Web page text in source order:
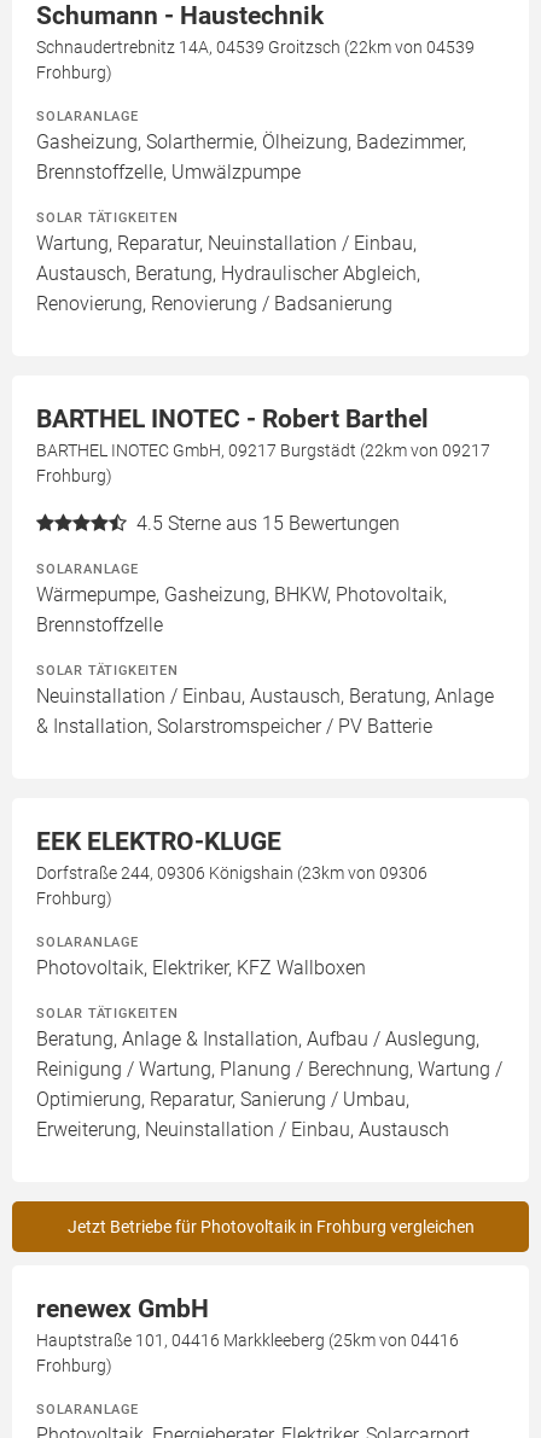
Schumann - Haustechnik
Schnaudertrebnitz 14A, 04539 Groitzsch (22km von 04539
Frohburg)
SOLARANLAGE
Gasheizung, Solarthermie, Ölheizung, Badezimmer,
Brennstoffzelle, Umwälzpumpe
SOLAR TÄTIGKEITEN
Wartung, Reparatur, Neuinstallation / Einbau,
Austausch, Beratung, Hydraulischer Abgleich,
Renovierung, Renovierung / Badsanierung
BARTHEL INOTEC - Robert Barthel
BARTHEL INOTEC GmbH, 09217 Burgstädt (22km von 09217
Frohburg)
4.5 Sterne aus 15 Bewertungen
SOLARANLAGE
Wärmepumpe, Gasheizung, BHKW, Photovoltaik,
Brennstoffzelle
SOLAR TÄTIGKEITEN
Neuinstallation / Einbau, Austausch, Beratung, Anlage
& Installation, Solarstromspeicher / PV Batterie
EEK ELEKTRO-KLUGE
Dorfstraße 244, 09306 Königshain (23km von 09306
Frohburg)
SOLARANLAGE
Photovoltaik, Elektriker, KFZ Wallboxen
SOLAR TÄTIGKEITEN
Beratung, Anlage & Installation, Aufbau / Auslegung,
Reinigung / Wartung, Planung / Berechnung, Wartung /
Optimierung, Reparatur, Sanierung / Umbau,
Erweiterung, Neuinstallation / Einbau, Austausch
Jetzt Betriebe für Photovoltaik in Frohburg vergleichen
renewex GmbH
Hauptstraße 101, 04416 Markkleeberg (25km von 04416
Frohburg)
SOLARANLAGE